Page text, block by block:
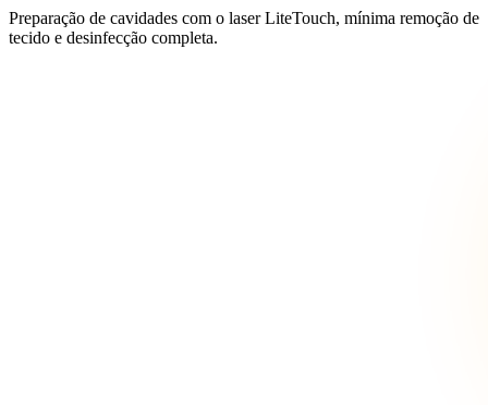
Preparação de cavidades com o laser LiteTouch, mínima remoção de
tecido e desinfecção completa.